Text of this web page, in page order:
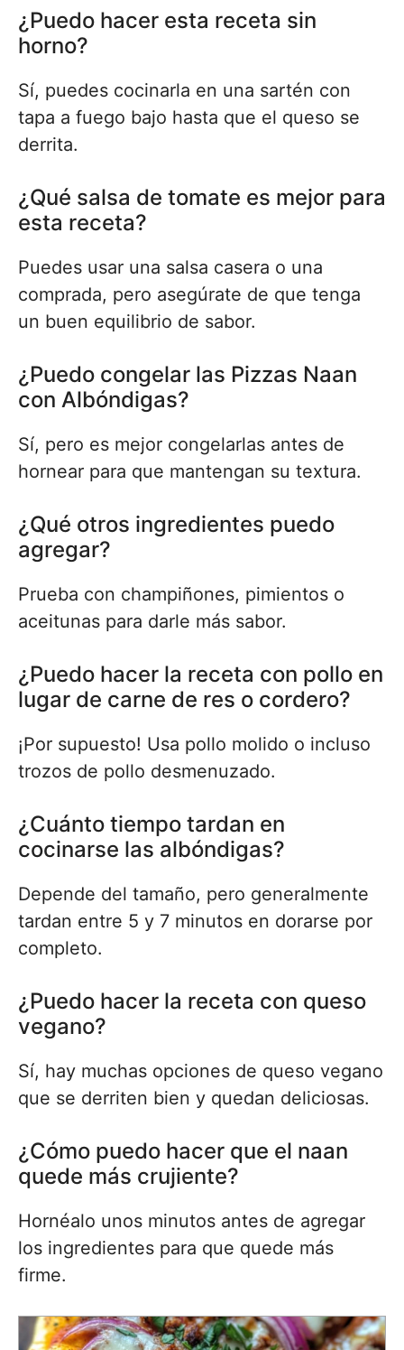
¿Puedo hacer esta receta sin
horno?
Sí, puedes cocinarla en una sartén con
tapa a fuego bajo hasta que el queso se
derrita.
¿Qué salsa de tomate es mejor para
esta receta?
Puedes usar una salsa casera o una
comprada, pero asegúrate de que tenga
un buen equilibrio de sabor.
¿Puedo congelar las Pizzas Naan
con Albóndigas?
Sí, pero es mejor congelarlas antes de
hornear para que mantengan su textura.
¿Qué otros ingredientes puedo
agregar?
Prueba con champiñones, pimientos o
aceitunas para darle más sabor.
¿Puedo hacer la receta con pollo en
lugar de carne de res o cordero?
¡Por supuesto! Usa pollo molido o incluso
trozos de pollo desmenuzado.
¿Cuánto tiempo tardan en
cocinarse las albóndigas?
Depende del tamaño, pero generalmente
tardan entre 5 y 7 minutos en dorarse por
completo.
¿Puedo hacer la receta con queso
vegano?
Sí, hay muchas opciones de queso vegano
que se derriten bien y quedan deliciosas.
¿Cómo puedo hacer que el naan
quede más crujiente?
Hornéalo unos minutos antes de agregar
los ingredientes para que quede más
firme.